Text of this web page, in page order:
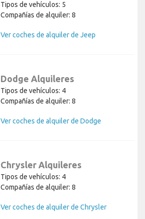
Tipos de vehículos: 5
Compañías de alquiler: 8
Ver coches de alquiler de Jeep
Dodge Alquileres
Tipos de vehículos: 4
Compañías de alquiler: 8
Ver coches de alquiler de Dodge
Chrysler Alquileres
Tipos de vehículos: 4
Compañías de alquiler: 8
Ver coches de alquiler de Chrysler